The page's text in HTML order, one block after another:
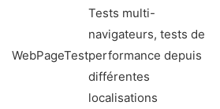
WebPageTest
Tests multi-
navigateurs, tests de
performance depuis
différentes
localisations